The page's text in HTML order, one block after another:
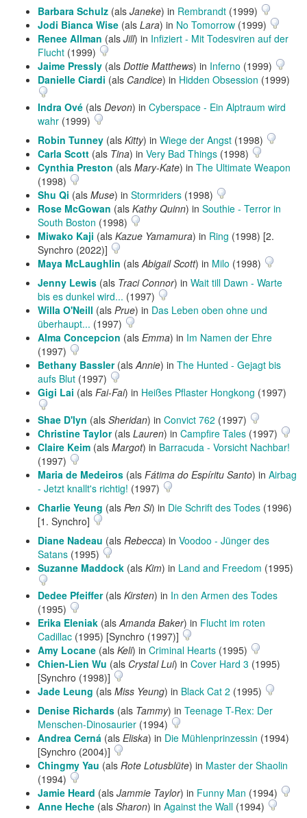
Barbara Schulz (als Janeke) in Rembrandt (1999)
Jodi Bianca Wise (als Lara) in No Tomorrow (1999)
Renee Allman (als Jill) in Infiziert - Mit Todesviren auf der
Flucht (1999)
Jaime Pressly (als Dottie Matthews) in Inferno (1999)
Danielle Ciardi (als Candice) in Hidden Obsession (1999)
Indra Ové (als Devon) in Cyberspace - Ein Alptraum wird
wahr (1999)
Robin Tunney (als Kitty) in Wiege der Angst (1998)
Carla Scott (als Tina) in Very Bad Things (1998)
Cynthia Preston (als Mary-Kate) in The Ultimate Weapon
(1998)
Shu Qi (als Muse) in Stormriders (1998)
Rose McGowan (als Kathy Quinn) in Southie - Terror in
South Boston (1998)
Miwako Kaji (als Kazue Yamamura) in Ring (1998) [2.
Synchro (2022)]
Maya McLaughlin (alsAbigail Scott) in Milo (1998)
Jenny Lewis (als Traci Connor) in Wait till Dawn - Warte
bis es dunkel wird... (1997)
Willa O'Neill (als Prue) in Das Leben oben ohne und
überhaupt... (1997)
Alma Concepcion (als Emma) in Im Namen der Ehre
(1997)
Bethany Bassler(alsAnnie) in The Hunted - Gejagt bis
aufs Blut (1997)
Gigi Lai (als Fai-Fai) in Heißes Pflaster Hongkong (1997)
Shae D'lyn (als Sheridan) in Convict 762 (1997)
Christine Taylor(als Lauren) in Campfire Tales (1997)
Claire Keim (als Margot) in Barracuda - Vorsicht Nachbar!
(1997)
Maria de Medeiros (als Fátima do Espíritu Santo) in Airbag
- Jetzt knallt's richtig! (1997)
Charlie Yeung (als Pen Si) in Die Schrift des Todes (1996)
[1. Synchro]
Diane Nadeau (als Rebecca) in Voodoo - Jünger des
Satans (1995)
Suzanne Maddock (als Kim) in Land and Freedom (1995)
Dedee Pfeiffer(als Kirsten) in In den Armen des Todes
(1995)
Erika Eleniak (alsAmanda Baker) in Flucht im roten
Cadillac (1995) [Synchro (1997)]
Amy Locane (als Keli) in Criminal Hearts (1995)
Chien-Lien Wu (als Crystal Lui) in Cover Hard 3 (1995)
[Synchro (1998)]
Jade Leung (als Miss Yeung) in Black Cat 2 (1995)
Denise Richards (als Tammy) in Teenage T-Rex: Der
Menschen-Dinosaurier (1994)
Andrea Cerná (als Eliska) in Die Mühlenprinzessin (1994)
[Synchro (2004)]
Chingmy Yau (als Rote Lotusblüte) in Master der Shaolin
(1994)
Jamie Heard (als Jammie Taylor) in Funny Man (1994)
Anne Heche (als Sharon) in Against the Wall (1994)